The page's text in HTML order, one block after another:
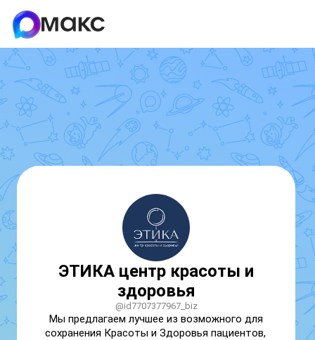
ЭТИКА центр красоты и
здоровья
@id7707377967_biz
Мы предлагаем лучшее из возможного для
сохранения Красоты и Здоровья пациентов,